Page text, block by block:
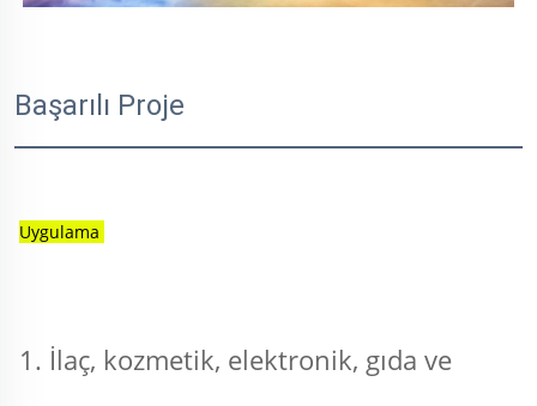
Başarılı Proje
Uygulama
1. İlaç, kozmetik, elektronik, gıda ve